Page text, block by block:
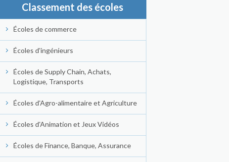
Classement des écoles
Écoles de commerce
Écoles d'ingénieurs
Écoles de Supply Chain, Achats,
Logistique, Transports
Écoles d'Agro-alimentaire et Agriculture
Écoles d'Animation et Jeux Vidéos
Écoles de Finance, Banque, Assurance